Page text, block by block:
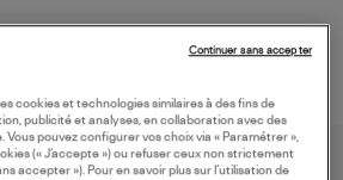
cookies et technologies similaires à des fins de
publicité et analyses, en collaboration avec des
Vous pouvez configurer vos choix via « Paramétrer »,
(« J’accepte ») ou refuser ceux non strictement
accepter »). Pour en savoir plus sur l’utilisation de
Continuer sans accepter